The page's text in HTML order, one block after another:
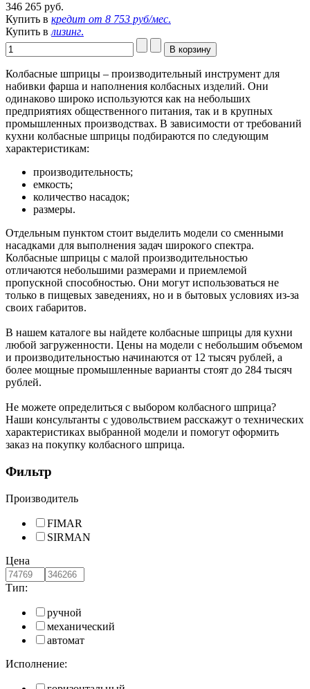
346 265 руб.
Купить в кредит от 8 753 руб/мес.
Купить влизинг.
Колбасные шприцы – производительный инструмент для
набивки фарша и наполнения колбасных изделий. Они
одинаково широко используются как на небольших
предприятиях общественного питания, так и в крупных
промышленных производствах. В зависимости от требований
кухни колбасные шприцы подбираются по следующим
характеристикам:
производительность;
емкость;
количество насадок;
размеры.
Отдельным пунктом стоит выделить модели со сменными
насадками для выполнения задач широкого спектра.
Колбасные шприцы с малой производительностью
отличаются небольшими размерами и приемлемой
пропускной способностью. Они могут использоваться не
только в пищевых заведениях, но и в бытовых условиях из-за
своих габаритов.
В нашем каталоге вы найдете колбасные шприцы для кухни
любой загруженности. Цены на модели с небольшим объемом
и производительностью начинаются от 12 тысяч рублей, а
более мощные промышленные варианты стоят до 284 тысяч
рублей.
Не можете определиться с выбором колбасного шприца?
Наши консультанты с удовольствием расскажут о технических
характеристиках выбранной модели и помогут оформить
заказ на покупку колбасного шприца.
Фильтр
Производитель
FIMAR
SIRMAN
Цена
Тип:
ручной
механический
автомат
Исполнение: